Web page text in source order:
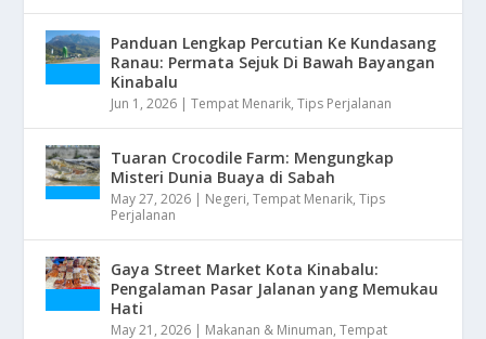
Panduan Lengkap Percutian Ke Kundasang
Ranau: Permata Sejuk Di Bawah Bayangan
Kinabalu
Jun 1, 2026 |Tempat Menarik,Tips Perjalanan
Tuaran Crocodile Farm: Mengungkap
Misteri Dunia Buaya di Sabah
May 27, 2026 | Negeri,Tempat Menarik,Tips
Perjalanan
Gaya Street Market Kota Kinabalu:
Pengalaman Pasar Jalanan yang Memukau
Hati
May 21, 2026 | Makanan & Minuman,Tempat